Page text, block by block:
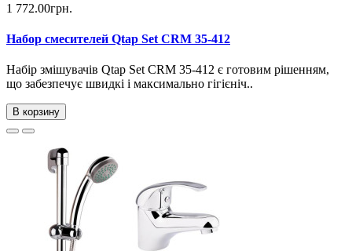
1 772.00грн.
Набор смесителей Qtap Set CRM 35-412
Набір змішувачів Qtap Set CRM 35-412 є готовим рішенням,
що забезпечує швидкі і максимально гігієніч..
В корзину